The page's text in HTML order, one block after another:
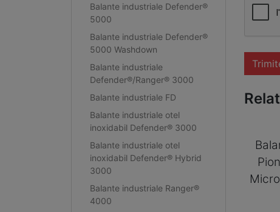
Balante industriale Defender®
5000
Balante industriale Defender®
5000 Washdown
Balante industriale
Defender®/Ranger® 3000
Balante industriale FD
Balante industriale otel
inoxidabil Defender® 3000
Balante industriale otel
inoxidabil Defender® Hybrid
3000
Balante industriale Ranger®
4000